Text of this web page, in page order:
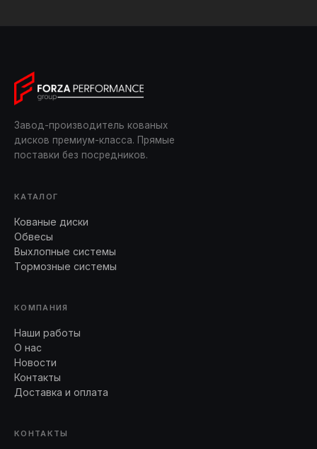
Завод-производитель кованых
дисков премиум-класса. Прямые
поставки без посредников.
КАТАЛОГ
Кованые диски
Обвесы
Выхлопные системы
Тормозные системы
КОМПАНИЯ
Наши работы
О нас
Новости
Контакты
Доставка и оплата
КОНТАКТЫ